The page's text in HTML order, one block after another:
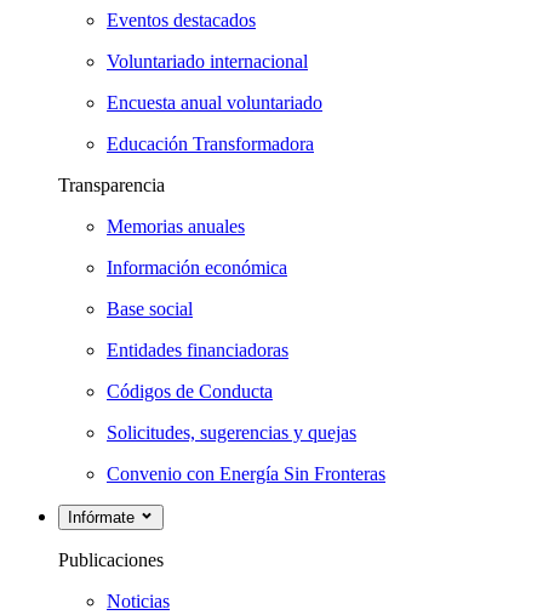
Eventos destacados
Voluntariado internacional
Encuesta anual voluntariado
Educación Transformadora
Transparencia
Memorias anuales
Información económica
Base social
Entidades financiadoras
Códigos de Conducta
Solicitudes, sugerencias y quejas
Convenio con Energía Sin Fronteras
Infórmate
Publicaciones
Noticias